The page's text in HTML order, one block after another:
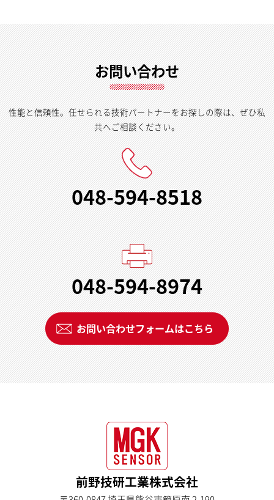
お問い合わせ
性能と信頼性。任せられる技術パートナーをお探しの際は、ぜひ私
共へご相談ください。
048-594-8518
048-594-8974
お問い合わせフォームはこちら
前野技研工業株式会社